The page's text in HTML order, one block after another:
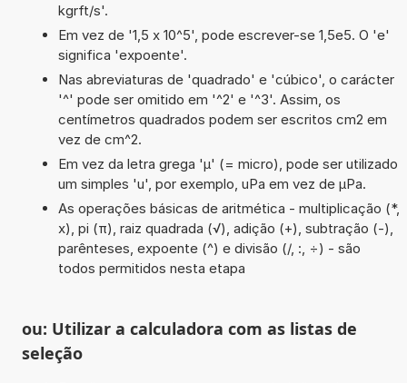
kgrft/s'.
Em vez de '1,5 x 10^5', pode escrever-se 1,5e5. O 'e'
significa 'expoente'.
Nas abreviaturas de 'quadrado' e 'cúbico', o carácter
'^' pode ser omitido em '^2' e '^3'. Assim, os
centímetros quadrados podem ser escritos cm2 em
vez de cm^2.
Em vez da letra grega 'µ' (= micro), pode ser utilizado
um simples 'u', por exemplo, uPa em vez de µPa.
As operações básicas de aritmética - multiplicação (*,
x), pi (π), raiz quadrada (√), adição (+), subtração (-),
parênteses, expoente (^) e divisão (/, :, ÷) - são
todos permitidos nesta etapa
ou: Utilizar a calculadora com as listas de
seleção